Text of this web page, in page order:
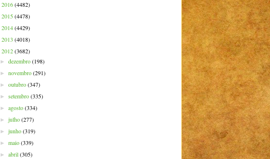
2016(4482)
2015(4478)
2014(4429)
2013 (4018)
2012(3682)
►dezembro(198)
►novembro(291)
►outubro(347)
►setembro(335)
►agosto(334)
►julho(277)
►junho(319)
►maio(339)
►abril(305)